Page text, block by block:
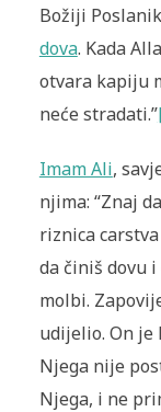
Božiji
dova. Kada
otvara kapiju
neće stradati.”
Imam Ali,
njima: “Znaj
riznica
da činiš dovu
molbi.
udijelio. On
Njega nije
Njega, i ne